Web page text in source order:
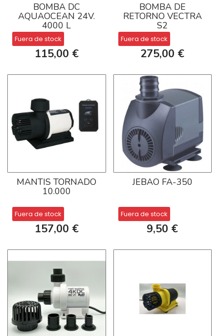
BOMBA DC
AQUAOCEAN 24V.
4000 L
Fuera de stock
115,00 €
BOMBA DE
RETORNO VECTRA
S2
Fuera de stock
275,00 €
MANTIS TORNADO
10.000
Fuera de stock
157,00 €
JEBAO FA-350
Fuera de stock
9,50 €